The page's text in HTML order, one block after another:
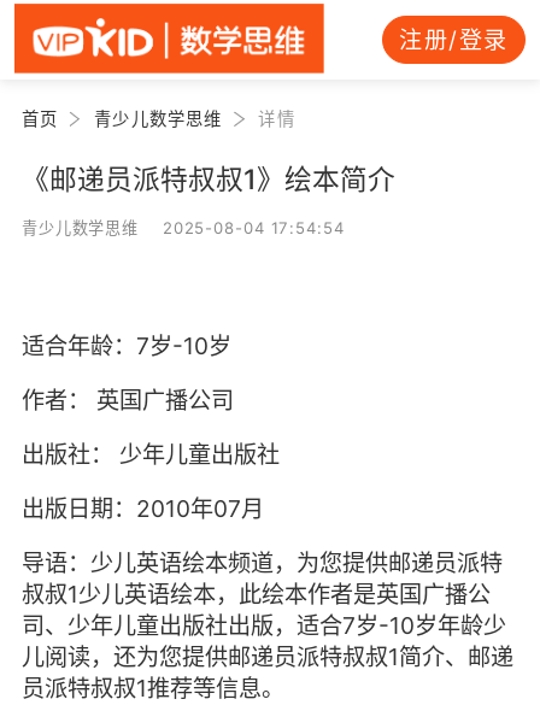
注册/登录
首页 青少儿数学思维 详情
《邮递员派特叔叔1》绘本简介
青少儿数学思维 2025-08-04 17:54:54
适合年龄：7岁-10岁
作者：
英国广播公司
出版社：
少年儿童出版社
出版日期：2010年07月
导语：少儿英语绘本频道，为您提供邮递员派特
叔叔1少儿英语绘本，此绘本作者是英国广播公
司、少年儿童出版社出版，适合7岁-10岁年龄少
儿阅读，还为您提供邮递员派特叔叔1简介、邮递
员派特叔叔1推荐等信息。